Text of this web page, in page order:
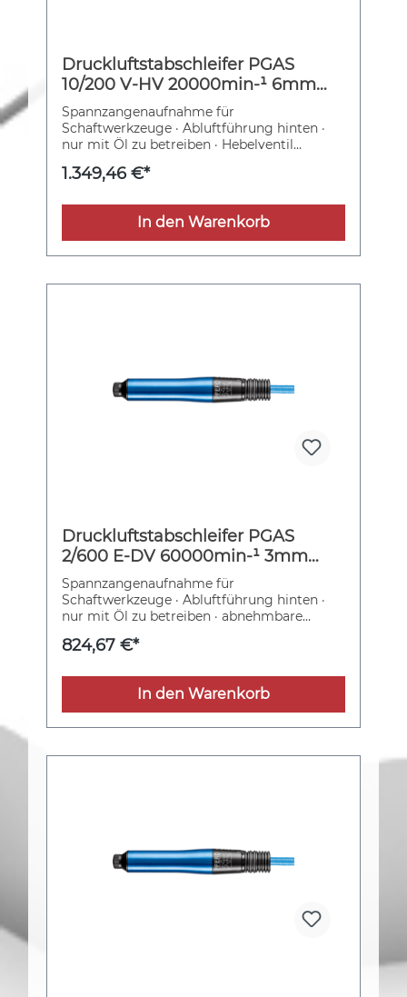
Druckluftstabschleifer PGAS
10/200 V-HV 20000min-¹ 6mm
PFERD
Spannzangenaufnahme für
Schaftwerkzeuge · Abluftführung hinten ·
nur mit Öl zu betreiben · Hebelventil
Arbeitsdruck: 6,3bar
1.349,46 €*
In den Warenkorb
Druckluftstabschleifer PGAS
2/600 E-DV 60000min-¹ 3mm
PFERD
Spannzangenaufnahme für
Schaftwerkzeuge · Abluftführung hinten ·
nur mit Öl zu betreiben · abnehmbare
Spindel · Drehventil Weitere technische
824,67 €*
In den Warenkorb